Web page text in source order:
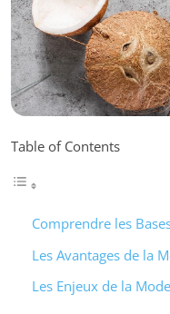
Table of Contents
Comprendre les
Les Avantages de la
Les Enjeux de la